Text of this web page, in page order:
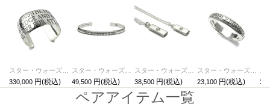
スター・ウォーズ"STARWARS™"メッセージバングルL/ブレスレット
330,000
スター・ウォーズ"STARWARS™"メッセージバングルS/ブレスレット
49,500
スター・ウォーズ"STARWARS™"メッセージペアネックレス
38,500
スター・ウォーズ"STARWARS™"メッセージリングM/指輪・ペアリング
23,100
ペアアイテム一覧